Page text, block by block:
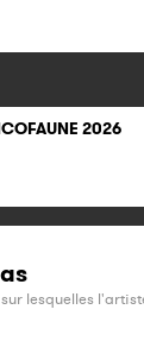
2026
lesquelles